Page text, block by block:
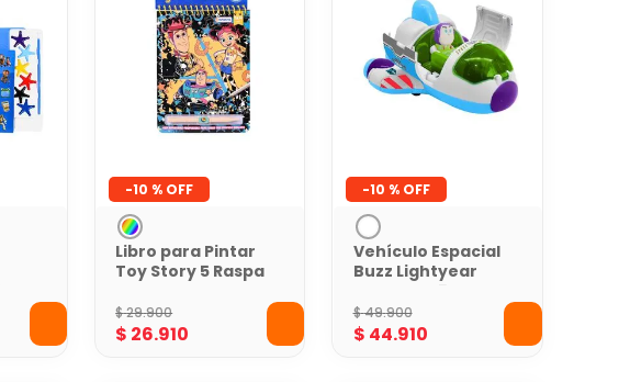
-10 %
Libro para Pintar
Toy Story 5 Raspa
Ocultos
$29.900
$ 26.910
-10 %
Vehículo Espacial
Buzz Lightyear
Figura y Fricción
$49.900
$ 44.910